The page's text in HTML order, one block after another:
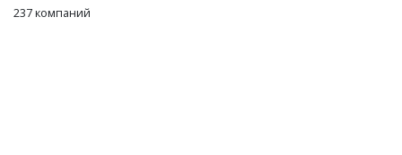
237 компаний